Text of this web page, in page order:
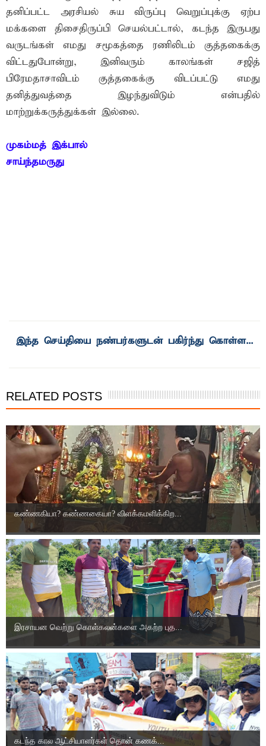
தனிப்பட்ட அரசியல் சுய விருப்பு வெறுப்புக்கு ஏற்ப
மக்களை திசைதிருப்பி செயல்பட்டால், கடந்த இருபது
வருடங்கள் எமது சமூகத்தை ரணிலிடம் குத்தகைக்கு
விட்டதுபோன்று, இனிவரும் காலங்கள் சஜித்
பிரேமதாசாவிடம் குத்தகைக்கு விடப்பட்டு எமது
தனித்துவத்தை இழந்துவிடும் என்பதில்
மாற்றுக்கருத்துக்கள் இல்லை.
முகம்மத் இக்பால்
சாய்ந்தமருது
RELATED POSTS
கண்ணகியா? கண்ணகையா? விளக்கமளிக்கிற...
இரசாயன வெற்று கொள்கலன்களை அகற்ற புத...
கடந்த கால ஆட்சியாளர்கள் தொன் கணக்...